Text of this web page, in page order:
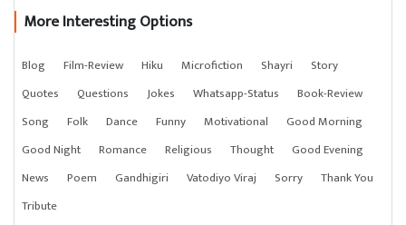
More Interesting Options
Blog Film-Review Hiku Microfiction Shayri
Story
Quotes
Questions Jokes Whatsapp-Status
Book-Review
Song
Folk Dance Funny Motivational
Good Morning
Good Night
Romance Religious Thought
Good Evening
News
Poem Gandhigiri Vatodiyo Viraj Sorry
Thank You
Tribute